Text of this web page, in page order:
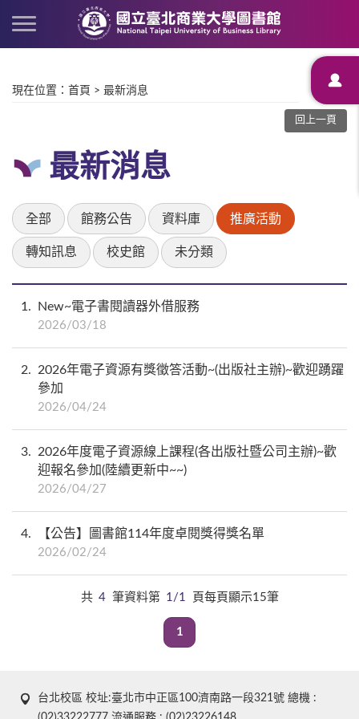
現在位置 ： 首頁 > 最新消息
回上一頁
最新消息
全部 館務公告 資料庫 推廣活動
轉知訊息 校史館 未分類
1 New~電子書閱讀器外借服務
2026/03/18
2
2026年電子資源有獎徵答活動~(出版社主辦)~歡迎踴躍
參加
2026/04/24
3
2026年度電子資源線上課程(各出版社暨公司主辦)~歡
迎報名參加(陸續更新中~~)
2026/04/27
4 【公告】圖書館114年度卓閱獎得獎名單
2026/02/24
共 4 筆資料第 1/1 頁每頁顯示15筆
1
台北校區 校址:臺北市中正區100濟南路一段321號 總機 :